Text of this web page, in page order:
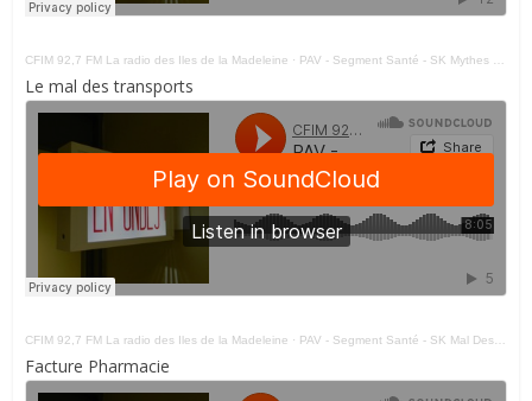
CFIM 92,7 FM La radio des Iles de la Madeleine · PAV - Segment Santé - SK Mythes 2 290321
Le mal des transports
CFIM 92,7 FM La radio des Iles de la Madeleine · PAV - Segment Santé - SK Mal Des Transports 120421
Facture Pharmacie